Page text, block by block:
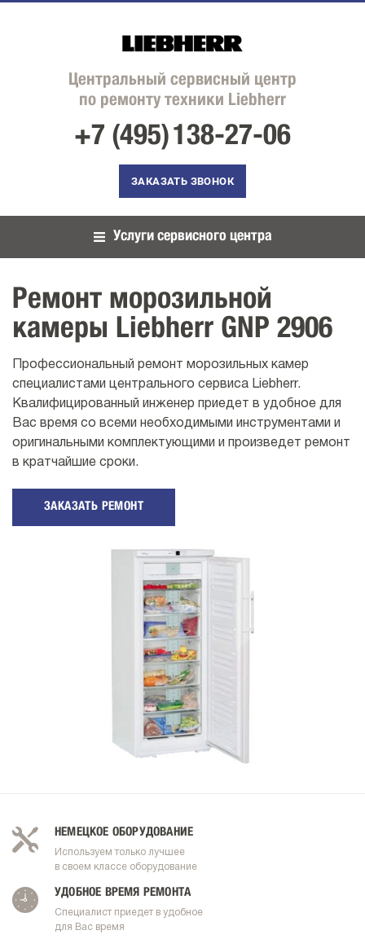
Центральный сервисный центр
по ремонту техники Liebherr
+7 (495)138-27-06
ЗАКАЗАТЬ ЗВОНОК
Услуги сервисного центра
Ремонт морозильной
камеры Liebherr GNP 2906
Профессиональный ремонт морозильных камер
специалистами центрального сервиса Liebherr.
Квалифицированный инженер приедет в удобное для
Вас время со всеми необходимыми инструментами и
оригинальными комплектующими и произведет ремонт
в кратчайшие сроки.
ЗАКАЗАТЬ РЕМОНТ
НЕМЕЦКОЕ ОБОРУДОВАНИЕ
Используем только лучшее
в своем классе оборудование
УДОБНОЕ ВРЕМЯ РЕМОНТА
Специалист приедет в удобное
для Вас время